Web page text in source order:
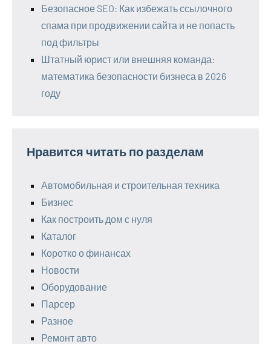
Безопасное SEO: Как избежать ссылочного
спама при продвижении сайта и не попасть
под фильтры
Штатный юрист или внешняя команда:
математика безопасности бизнеса в 2026
году
Нравится читать по разделам
Автомобильная и строительная техника
Бизнес
Как построить дом с нуля
Каталог
Коротко о финансах
Новости
Оборудование
Парсер
Разное
Ремонт авто